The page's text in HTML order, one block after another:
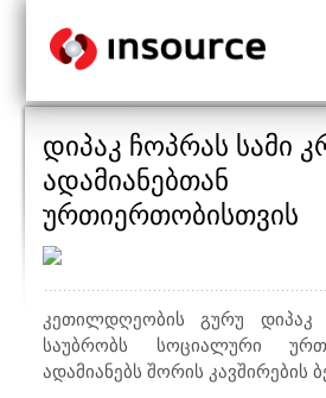
დიპაკ ჩოპრას სამი
ადამიანებთან
ურთიერთობისთვის
კეთილდღეობის გურუ დიპაკ
საუბრობს სოციალური
ადამიანებს შორის კავშირების